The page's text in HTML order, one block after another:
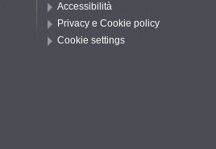
Accessibilità
Privacy e Cookie policy
Cookie settings